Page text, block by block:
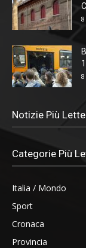
Notizie Più Lette
Categorie Più
Italia / Mondo
Sport
Cronaca
Provincia